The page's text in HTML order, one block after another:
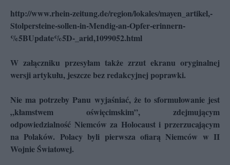
http://www.rhein-zeitung.de/region/lokales/mayen_artikel,-
Stolpersteine-sollen-in-Mendig-an-Opfer-erinnern-
%5BUpdate%5D-_arid,1099052.html
W załączniku przesyłam także zrzut ekranu oryginalnej
wersji artykułu, jeszcze bez redakcyjnej poprawki.
Nie ma potrzeby Panu wyjaśniać, że to sformułowanie jest
„kłamstwem oświęcimskim”, zdejmującym
odpowiedzialność Niemców za Holocaust i przerzucającym
na Polaków. Polacy byli pierwsza ofiarą Niemców w II
Wojnie Światowej.